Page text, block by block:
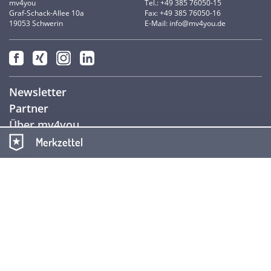
Merkzettel
mv4you
Graf-Schack-Allee 10a
19053 Schwerin
Tel.: +49 385 76050-15
Fax: +49 385 76050-16
E-Mail: info@mv4you.de
Newsletter
Partner
Über mv4you
Kontakt